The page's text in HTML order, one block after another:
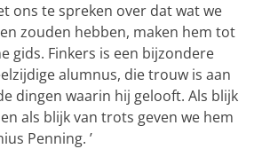
ons te spreken over dat wat we
zouden hebben, maken hem tot
gids. Finkers is een bijzondere
alumnus, die trouw is aan
dingen waarin hij gelooft. Als blijk
als blijk van trots geven we hem
Penning. ’